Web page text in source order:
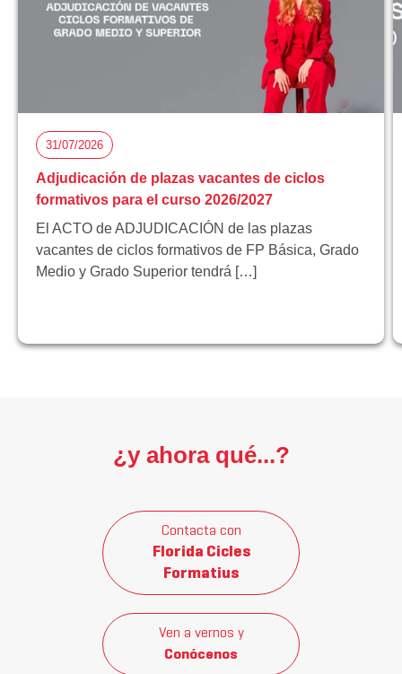
31/07/2026
Adjudicación de plazas vacantes de ciclos
formativos para el curso 2026/2027
El ACTO de ADJUDICACIÓN de las plazas
vacantes de ciclos formativos de FP Básica, Grado
Medio y Grado Superior tendrá […]
¿y ahora qué...?
Contacta con
Florida Cicles
Formatius
Ven a vernos y
Conócenos